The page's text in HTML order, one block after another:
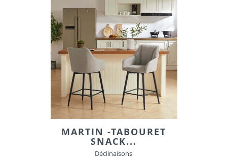
MARTIN -TABOURET
SNACK...
Déclinaisons